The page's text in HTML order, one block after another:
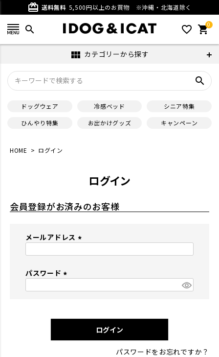
card_giftcard 送料無料 5,500円以上のお買物 ※沖縄・北海道除く
search favorite_outline 0
shopping_cart
view_module カテゴリーから探す
search
ドッグウェア 冷感ベッド
シニア特集
ひんやり特集
お出かけグッズ キャンペーン
HOME ログイン
ログイン
会員登録がお済みのお客様
メールアドレス
パスワード
)
ログイン
パスワードをお忘れですか？